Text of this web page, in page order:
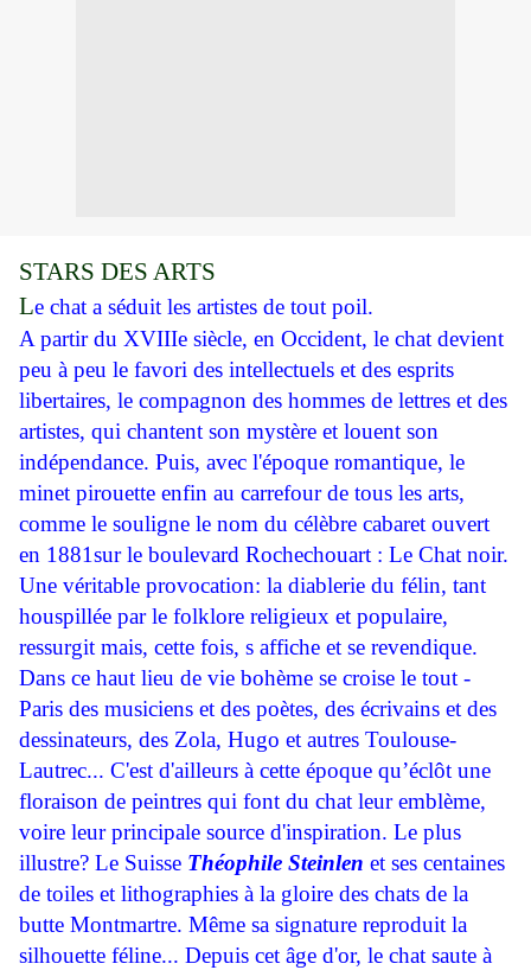
STARS DES ARTS
Le chat a séduit les artistes de tout poil.
A partir du XVIIIe siècle, en Occident, le chat devient
peu à peu le favori des intellectuels et des esprits
libertaires, le compagnon des hommes de lettres et des
artistes, qui chantent son mystère et louent son
indépendance. Puis, avec l'époque romantique, le
minet pirouette enfin au carrefour de tous les arts,
comme le souligne le nom du célèbre cabaret ouvert
en 1881sur le boulevard Rochechouart : Le Chat noir.
Une véritable provocation: la diablerie du félin, tant
houspillée par le folklore religieux et populaire,
ressurgit mais, cette fois, s affiche et se revendique.
Dans ce haut lieu de vie bohème se croise le tout -
Paris des musiciens et des poètes, des écrivains et des
dessinateurs, des Zola, Hugo et autres Toulouse-
Lautrec... C'est d'ailleurs à cette époque qu’éclôt une
floraison de peintres qui font du chat leur emblème,
voire leur principale source d'inspiration. Le plus
illustre? Le Suisse Théophile Steinlen et ses centaines
de toiles et lithographies à la gloire des chats de la
butte Montmartre. Même sa signature reproduit la
silhouette féline... Depuis cet âge d'or, le chat saute à